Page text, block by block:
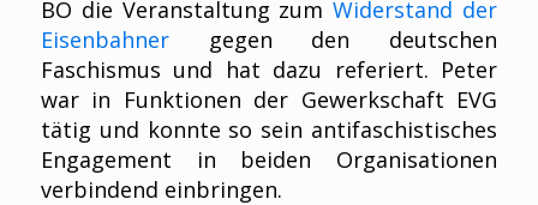
BO die Veranstaltung zumWiderstand der
Eisenbahnergegen den deutschen
Faschismus und hat dazu referiert. Peter
war in Funktionen der Gewerkschaft EVG
tätig und konnte so sein antifaschistisches
Engagement in beiden Organisationen
verbindend einbringen.